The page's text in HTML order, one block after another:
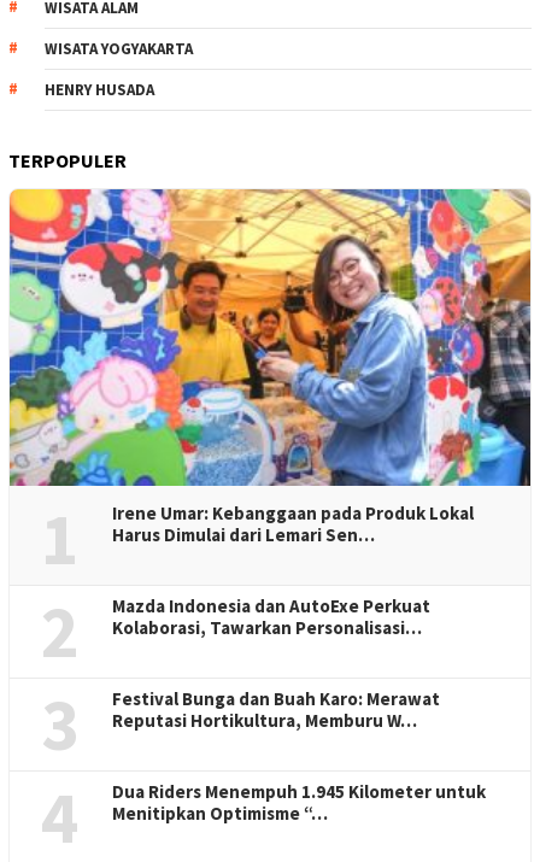
WISATA ALAM
WISATA YOGYAKARTA
HENRY HUSADA
TERPOPULER
1
Irene Umar: Kebanggaan pada Produk Lokal
Harus Dimulai dari Lemari Sen…
2
Mazda Indonesia dan AutoExe Perkuat
Kolaborasi, Tawarkan Personalisasi…
3
Festival Bunga dan Buah Karo: Merawat
Reputasi Hortikultura, Memburu W…
4
Dua Riders Menempuh 1.945 Kilometer untuk
Menitipkan Optimisme “…